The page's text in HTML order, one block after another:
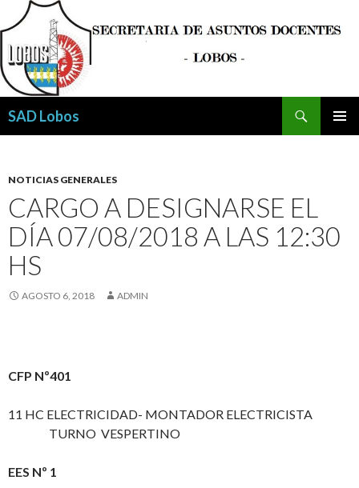
SAD Lobos
NOTICIAS GENERALES
CARGO A DESIGNARSE EL
DÍA 07/08/2018 A LAS 12:30
HS
AGOSTO 6, 2018 ADMIN
CFP Nº401
11 HC ELECTRICIDAD- MONTADOR ELECTRICISTA
TURNO VESPERTINO
EES Nº 1